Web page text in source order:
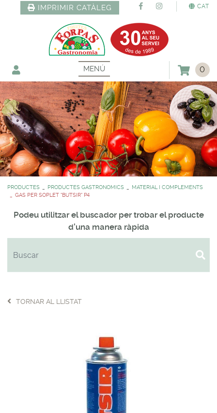
CAT
IMPRIMIR CATÀLEG
MENÚ 0
PRODUCTES PRODUCTES GASTRONOMICS
MATERIAL I COMPLEMENTS
GAS PER SOPLET "BUTSIR" P4
Podeu utilitzar el buscador per trobar el producte
d'una manera ràpida
TORNAR AL LLISTAT